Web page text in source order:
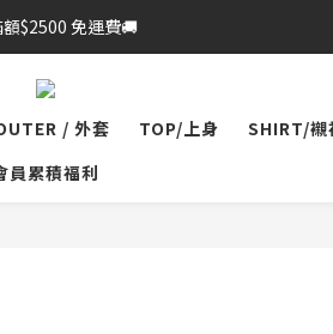
$2500 免運費🚚
/ 外套 TOP/上身 SHIRT/襯
員累積福利